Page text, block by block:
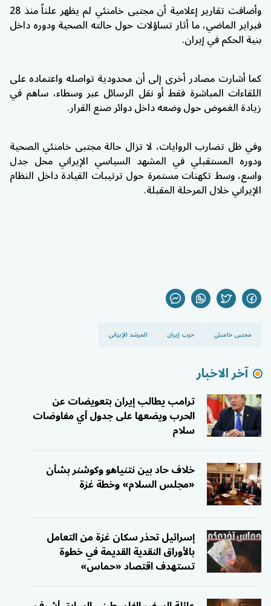
وأضافت تقارير إعلامية أن مجتبى خامنئي لم يظهر علناً منذ 28
فبراير الماضي، ما أثار تساؤلات حول حالته الصحية ودوره داخل
بنية الحكم في إيران.
كما أشارت مصادر أخرى إلى أن محدودية تواصله واعتماده على
اللقاءات المباشرة فقط أو نقل الرسائل عبر وسطاء، ساهم في
زيادة الغموض حول وضعه داخل دوائر صنع القرار.
وفي ظل تضارب الروايات، لا تزال حالة مجتبى خامنئي الصحية
ودوره المستقبلي في المشهد السياسي الإيراني محل جدل
واسع، وسط تكهنات مستمرة حول ترتيبات القيادة داخل النظام
الإيراني خلال المرحلة المقبلة.
مجتبى خامنئي حرب إيران المرشد الإيراني
آخر الاخبار
ترامب يطالب إيران بتعويضات عن
الحرب ويضعها على جدول أي مفاوضات
سلام
خلاف حاد بين نتنياهو وكوشنر بشأن
«مجلس السلام» وخطة غزة
إسرائيل تحذر سكان غزة من التعامل
بالأوراق النقدية القديمة في خطوة
تستهدف اقتصاد «حماس»